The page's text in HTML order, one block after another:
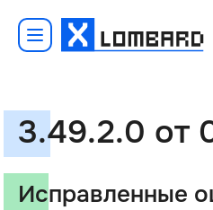
3.49.2.0 от
Исправленные